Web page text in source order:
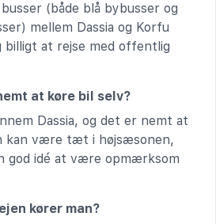
(både blå bybusser og
mellem Dassia og Korfu
billigt at rejse med offentlig
at køre bil selv?
Dassia, og det er nemt at
kan være tæt i højsæsonen,
god idé at være opmærksom
kører man?